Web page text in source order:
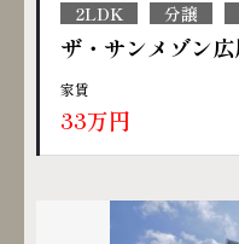
2LDK 分譲
ザ・サンメゾン
家賃
33万円